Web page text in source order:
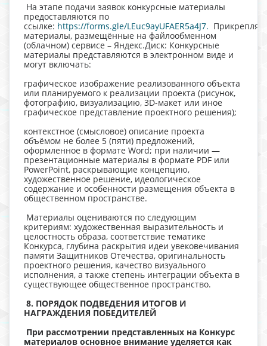
На этапе подачи заявок конкурсные материалы
предоставляются по
ссылке: https://forms.gle/LEuc9ayUFAER5a4J7.
материалы, размещённые на файлообменном
(облачном) сервисе – Яндекс.Диск: Конкурсные
материалы представляются в электронном виде и
могут включать:
графическое изображение реализованного объекта
или планируемого к реализации проекта (рисунок,
фотографию, визуализацию, 3D-макет или иное
графическое представление проектного решения);
контекстное (смысловое) описание проекта
объёмом не более 5 (пяти) предложений,
оформленное в формате Word; при наличии —
презентационные материалы в формате PDF или
PowerPoint, раскрывающие концепцию,
художественное решение, идеологическое
содержание и особенности размещения объекта в
общественном пространстве.
Материалы оцениваются по следующим
критериям: художественная выразительность и
целостность образа, соответствие тематике
Конкурса, глубина раскрытия идеи увековечивания
памяти Защитников Отечества, оригинальность
проектного решения, качество визуального
исполнения, а также степень интеграции объекта в
существующее общественное пространство.
8. ПОРЯДОК ПОДВЕДЕНИЯ ИТОГОВ И
НАГРАЖДЕНИЯ ПОБЕДИТЕЛЕЙ
При рассмотрении представленных на Конкурс
материалов основное внимание уделяется как